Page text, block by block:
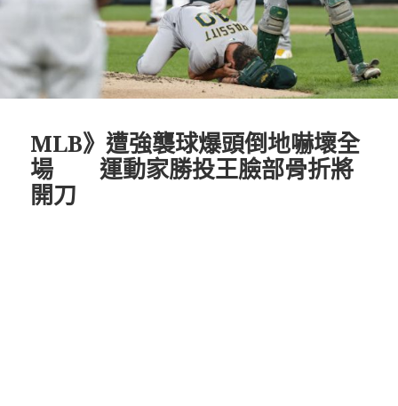
MLB》遭強襲球爆頭倒地嚇壞全
場 運動家勝投王臉部骨折將
開刀